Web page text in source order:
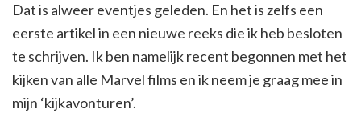
Dat is alweer eventjes geleden. En het is zelfs een
eerste artikel in een nieuwe reeks die ik heb besloten
te schrijven. Ik ben namelijk recent begonnen met het
kijken van alle Marvel films en ik neem je graag mee in
mijn ‘kijkavonturen’.